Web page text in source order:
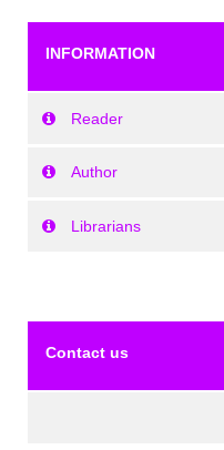
INFORMATION
Reader
Author
Librarians
Contact us